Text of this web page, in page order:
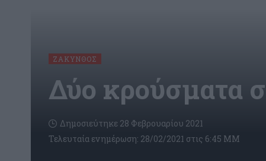
ΖΆΚΥΝΘΟΣ
Δύο κρούσματα
Τελευταία ενημέρωση: 28/02/2021 στις 6:45 ΜΜ
Δημοσιεύτηκε 28 Φεβρουαρίου 2021